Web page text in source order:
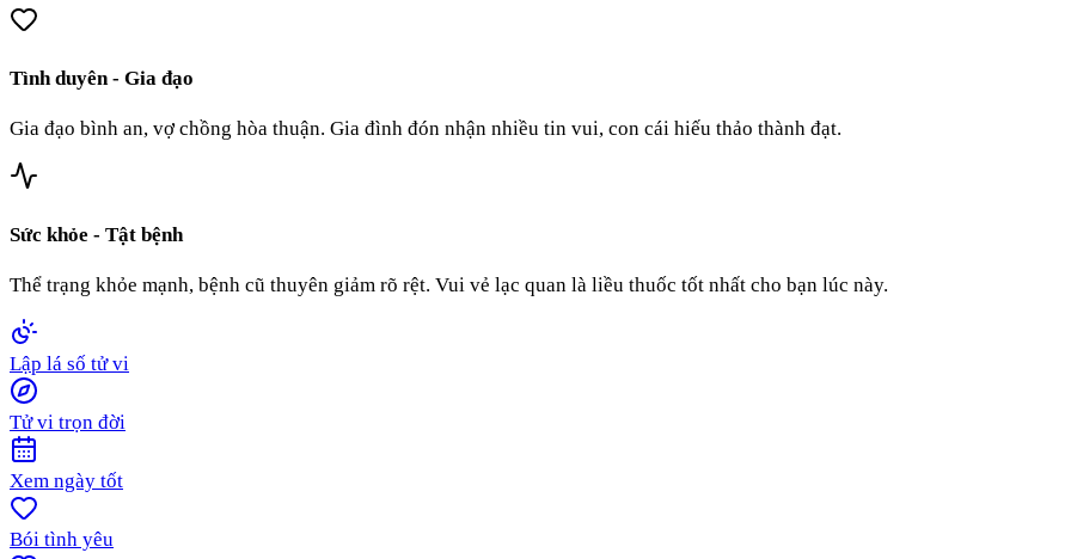
Tình duyên - Gia đạo
Gia đạo bình an, vợ chồng hòa thuận. Gia đình đón nhận nhiều tin vui, con cái hiếu thảo thành đạt.
Sức khỏe - Tật bệnh
Thể trạng khỏe mạnh, bệnh cũ thuyên giảm rõ rệt. Vui vẻ lạc quan là liều thuốc tốt nhất cho bạn lúc này.
Lập lá số tử vi
Tử vi trọn đời
Xem ngày tốt
Bói tình yêu